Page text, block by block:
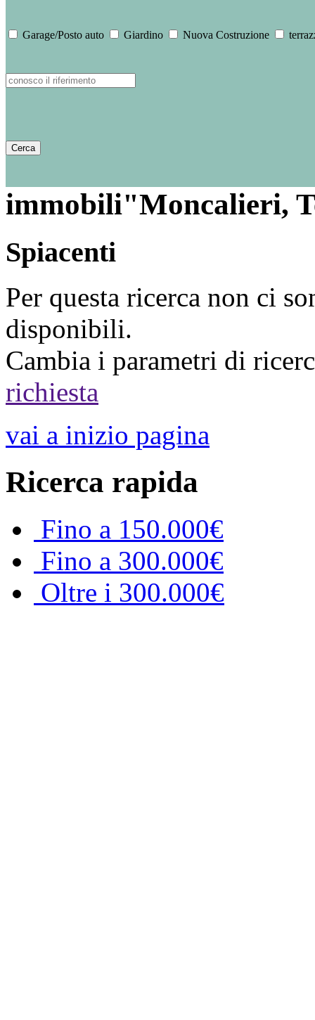
Garage/Posto auto Giardino Nuova Costruzione
immobili"Moncalieri,
Spiacenti
Per questa ricerca non ci
disponibili.
Cambia i parametri di
richiesta
vai a inizio pagina
Ricerca rapida
Fino a 150.000€
Fino a 300.000€
Oltre i 300.000€